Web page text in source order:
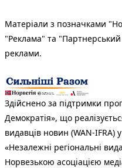
Матеріали з позначками
"Реклама" та "Партнерський
реклами.
Здійснено за підтримки
Демократія», що
видавців новин (WAN-IFRA)
«Незалежні регіональні
Норвезькою асоціацією